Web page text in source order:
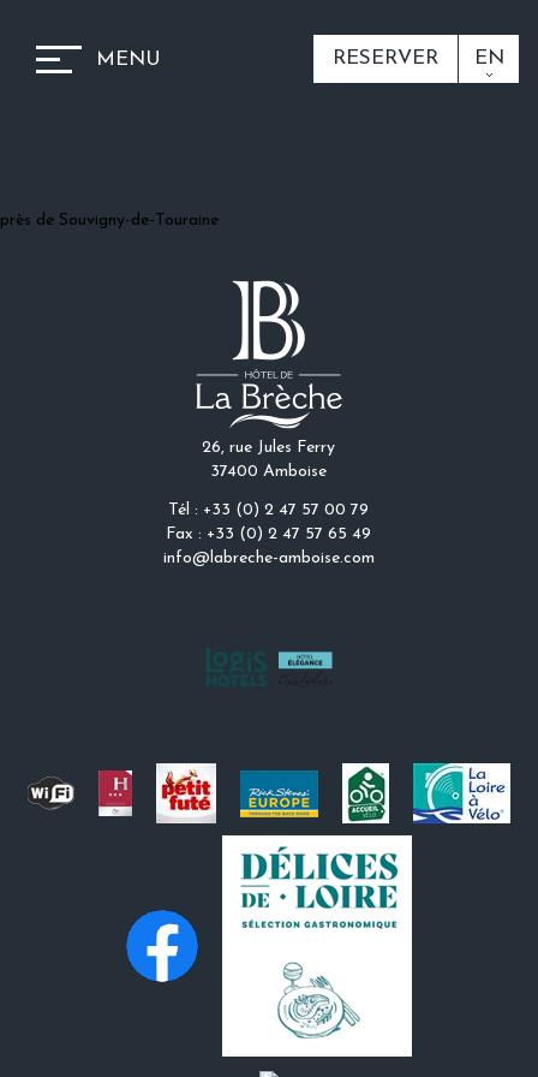
MENU RESERVER EN
près de Souvigny-de-Touraine
26, rue Jules Ferry
37400 Amboise
Tél : +33 (0) 2 47 57 00 79
Fax : +33 (0) 2 47 57 65 49
info@labreche-amboise.com